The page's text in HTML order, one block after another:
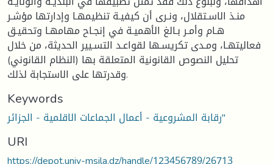
منـذ الاسـتقلال، ونـرى أن كيفيـة تنظيمهـا وإدارتها مؤشـر
هـام وأمـر بـالغ الأهميـة في إنجـاح مهامهـا وتحقيـق
فعاليتهـا، ومـدى تكريسـها لقواعـد التسـيير الحديثة، من خلال
تحليل النصوص القانونية المتعلقة بها (النظام القانوني)
وقدرتها على الاستجابة لذلك.
Keywords
رقابة المشروعية - أعمال الجماعات الاقلمية - الجزائر''
URI